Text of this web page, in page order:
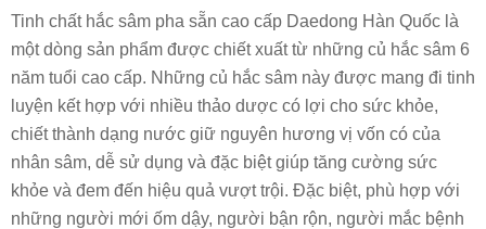
Tinh chất hắc sâm pha sẵn cao cấp Daedong Hàn Quốc là
một dòng sản phẩm được chiết xuất từ những củ hắc sâm 6
năm tuổi cao cấp. Những củ hắc sâm này được mang đi tinh
luyện kết hợp với nhiều thảo dược có lợi cho sức khỏe,
chiết thành dạng nước giữ nguyên hương vị vốn có của
nhân sâm, dễ sử dụng và đặc biệt giúp tăng cường sức
khỏe và đem đến hiệu quả vượt trội. Đặc biệt, phù hợp với
những người mới ốm dậy, người bận rộn, người mắc bệnh